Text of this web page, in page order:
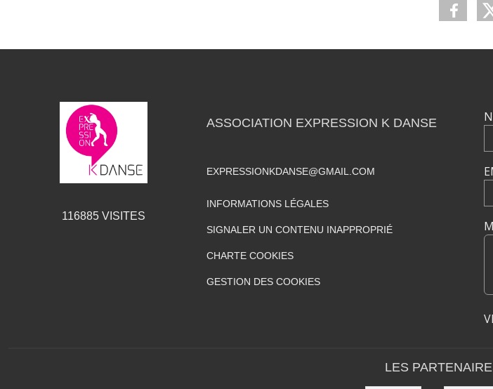
116885VISITES
ASSOCIATION EXPRESSION K DANSE
EXPRESSIONKDANSE@GMAIL.COM
INFORMATIONS LÉGALES
SIGNALER UN CONTENU INAPPROPRIÉ
CHARTE COOKIES
GESTION DES COOKIES
LES